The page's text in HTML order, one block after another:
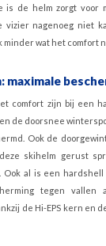
is de helm zorgt voor
vizier nagenoeg niet
wat het comfort
maximale
comfort zijn bij een
de doorsnee
Ook de
skihelm gerust
al is een hardshell
tegen vallen
de Hi-EPS kern en